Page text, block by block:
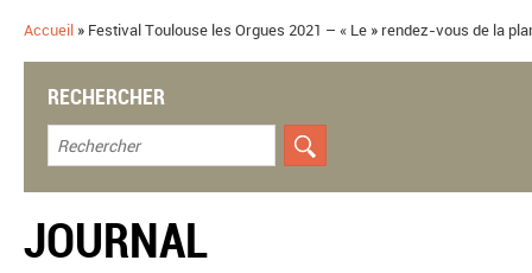
Accueil » Festival Toulouse les Orgues 2021 – « Le » rendez-vous de la
RECHERCHER
JOURNAL